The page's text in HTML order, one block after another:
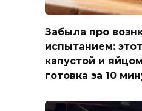
Забыла про
испытанием:
капустой и
готовка за 10